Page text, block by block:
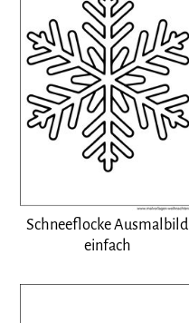
Schneeflocke Ausmalbild
einfach